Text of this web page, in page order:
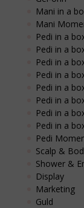
Mani in a
Mani
Pedi in a
Pedi in a
Pedi in a
Pedi in a
Pedi in a
Pedi in a
Pedi in a
Pedi in a
Pedi
Scalp &
Shower &
Display
Marketing
Guld